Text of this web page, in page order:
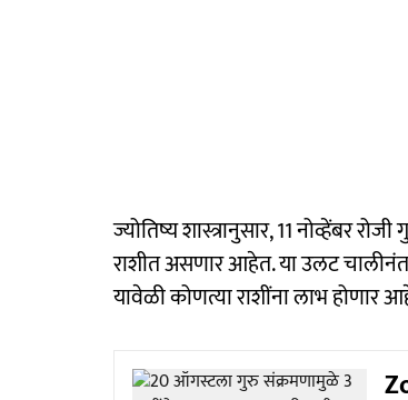
ज्योतिष्य शास्त्रानुसार, 11 नोव्हेंबर
राशीत असणार आहेत. या उलट
यावेळी कोणत्या राशींना लाभ होणार